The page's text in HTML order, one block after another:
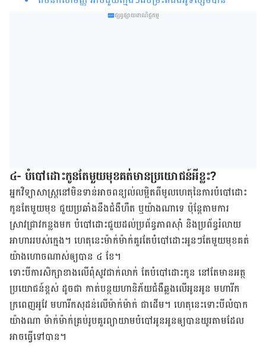
ផ្សព្វផ្សាយពាណិជ្ជកម្ម
៤- បំបៅដោះកូនតែមួយមុខគត់មានប្រយោជន៍អីខ្លះ?
អ្នក​វិទ្យាសាស្រ្ត​នៅ​មិន​ទាន់​អាច​ពន្យល់​លម្អិត​ពី​មូលហេតុ​នៃ​ការ​បំបៅ​ដោះ​
កូន​តែ​មួយ​មុខ ជួយ​ប្រឆាំង​នឹង​ជំងឺ​ហឺត ឬ​យ៉ាង​ណា​ទេ ប៉ុន្តែ​តាម​ការ​
ស្រាវជ្រាវ​កន្លង​មក បំបៅ​ដោះ​ជួយ​ដល់​ប្រព័ន្ធ​ភាពស៊ាំ និង​ប្រព័ន្ធ​រំលាយ​
អាហារ​របស់​ក្មេង។ ហេតុ​នេះ​ម៉ាក់​ម៉ាក់គួរ​តែ​បំបៅ​ដោះ​អូនៗ​តែ​មួយ​មុខ​គត់​
យ៉ាង​ហោច​ណាស់​ឲ្យ​បាន​ ៤ ខែ។
ទោះបី​ការ​សិក្សា​ខាង​លើ​ពុំ​សូវ​ជាក់​លាក់​ តែ​បំបៅ​ដោះ​កូន នៅ​តែ​មាន​អត្ថ
ប្រយោជន៍​ខ្ពស់ ដូចជា​ កាត់​បន្ថយ​ហានិភ័យ​ជំងឺ​ឆ្លង​លើ​អូនអូន មហារីក​
ក្រពេញ​អូវែ មហារីក​សុដន់​លើ​ម៉ាក់​ម៉ាក់ ជាដើម។ ហេតុ​នេះ​ទោះ​បី​លំបាក​
យ៉ាង​ណា ម៉ាក់ម៉ាក់​គ្រប់​រូប​គួរ​ព្យាយាម​បំបៅ​អូន​អូន​ឲ្យ​បាន​យូរ​តាម​ដែល​
អាច​ធ្វើ​ទៅ​បាន​។